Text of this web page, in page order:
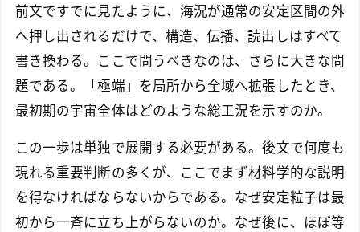
前文ですでに見たように、海況が通常の安定区間の外
へ押し出されるだけで、構造、伝播、読出しはすべて
書き換わる。ここで問うべきなのは、さらに大きな問
題である。「極端」を局所から全域へ拡張したとき、
最初期の宇宙全体はどのような総工況を示すのか。
この一歩は単独で展開する必要がある。後文で何度も
現れる重要判断の多くが、ここでまず材料学的な説明
を得なければならないからである。なぜ安定粒子は最
初から一斉に立ち上がらないのか。なぜ後に、ほぼ等